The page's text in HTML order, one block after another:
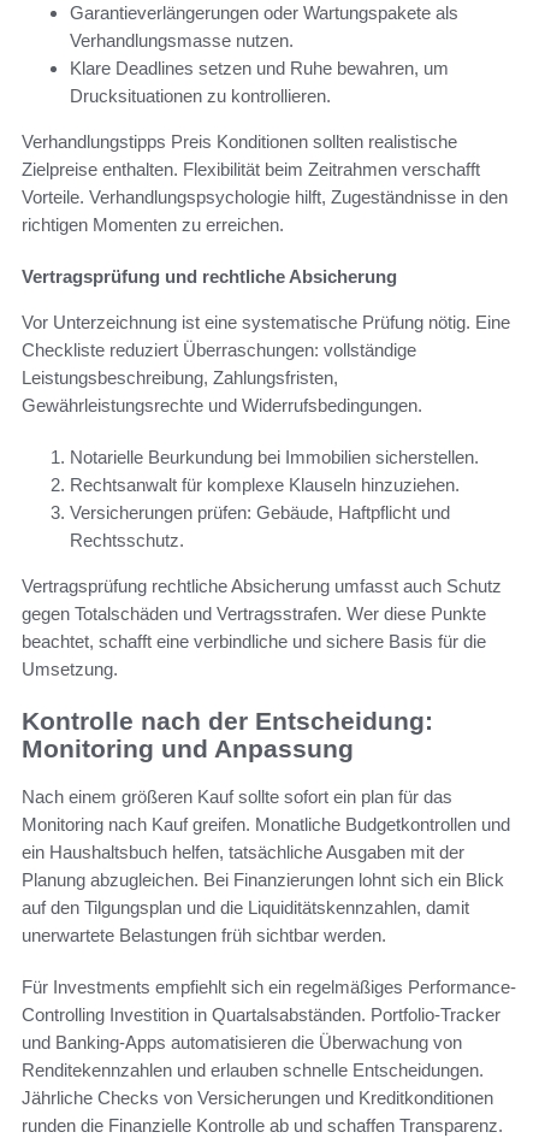
Garantieverlängerungen oder Wartungspakete als
Verhandlungsmasse nutzen.
Klare Deadlines setzen und Ruhe bewahren, um
Drucksituationen zu kontrollieren.
Verhandlungstipps Preis Konditionen sollten realistische
Zielpreise enthalten. Flexibilität beim Zeitrahmen verschafft
Vorteile. Verhandlungspsychologie hilft, Zugeständnisse in den
richtigen Momenten zu erreichen.
Vertragsprüfung und rechtliche Absicherung
Vor Unterzeichnung ist eine systematische Prüfung nötig. Eine
Checkliste reduziert Überraschungen: vollständige
Leistungsbeschreibung, Zahlungsfristen,
Gewährleistungsrechte und Widerrufsbedingungen.
Notarielle Beurkundung bei Immobilien sicherstellen.
Rechtsanwalt für komplexe Klauseln hinzuziehen.
Versicherungen prüfen: Gebäude, Haftpflicht und
Rechtsschutz.
Vertragsprüfung rechtliche Absicherung umfasst auch Schutz
gegen Totalschäden und Vertragsstrafen. Wer diese Punkte
beachtet, schafft eine verbindliche und sichere Basis für die
Umsetzung.
Kontrolle nach der Entscheidung:
Monitoring und Anpassung
Nach einem größeren Kauf sollte sofort ein plan für das
Monitoring nach Kauf greifen. Monatliche Budgetkontrollen und
ein Haushaltsbuch helfen, tatsächliche Ausgaben mit der
Planung abzugleichen. Bei Finanzierungen lohnt sich ein Blick
auf den Tilgungsplan und die Liquiditätskennzahlen, damit
unerwartete Belastungen früh sichtbar werden.
Für Investments empfiehlt sich ein regelmäßiges Performance-
Controlling Investition in Quartalsabständen. Portfolio-Tracker
und Banking-Apps automatisieren die Überwachung von
Renditekennzahlen und erlauben schnelle Entscheidungen.
Jährliche Checks von Versicherungen und Kreditkonditionen
runden die Finanzielle Kontrolle ab und schaffen Transparenz.